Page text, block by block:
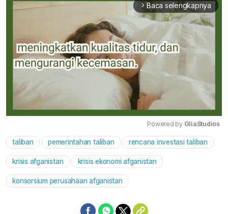
arrow_forward_ios Baca selengkapnya
Mute
Powered by GliaStudios
taliban pemerintahan taliban rencana investasi taliban
krisis afganistan krisis ekonomi afganistan
konsorsium perusahaan afganistan